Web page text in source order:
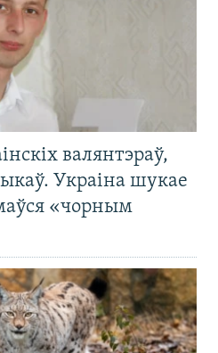
валянтэраў,
Украіна шукае
«чорным